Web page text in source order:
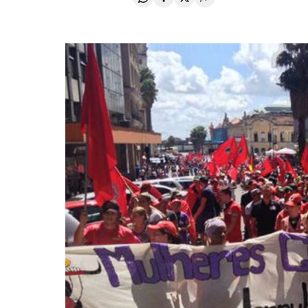
Compartir en Whatsapp
Compartir en Facebook
Compartir en Twitter
Desplegar Redes